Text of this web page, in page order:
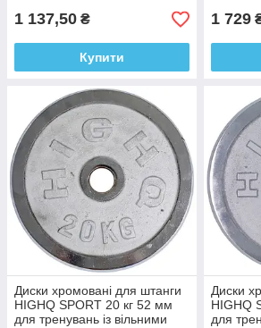
1 137,50 ₴
Купити
1 729
Диски хромовані для штанги
HIGHQ SPORT 20 кг 52 мм
для тренувань із вільними
Диски
HIGHQ
для